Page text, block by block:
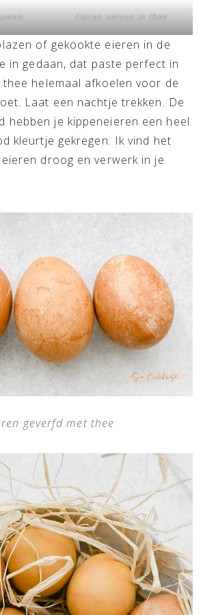
Eieren verven in thee
of gekookte eieren in de
in gedaan, dat paste perfect in
helemaal afkoelen voor de
Laat een nachtje trekken. De
hebben je kippeneieren een heel
kleurtje gekregen. Ik vind het
droog en verwerk in je
geverfd met thee